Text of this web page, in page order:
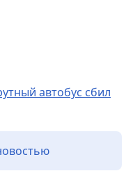
автобус сбил